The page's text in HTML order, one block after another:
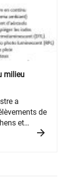
milieu
a
de
et